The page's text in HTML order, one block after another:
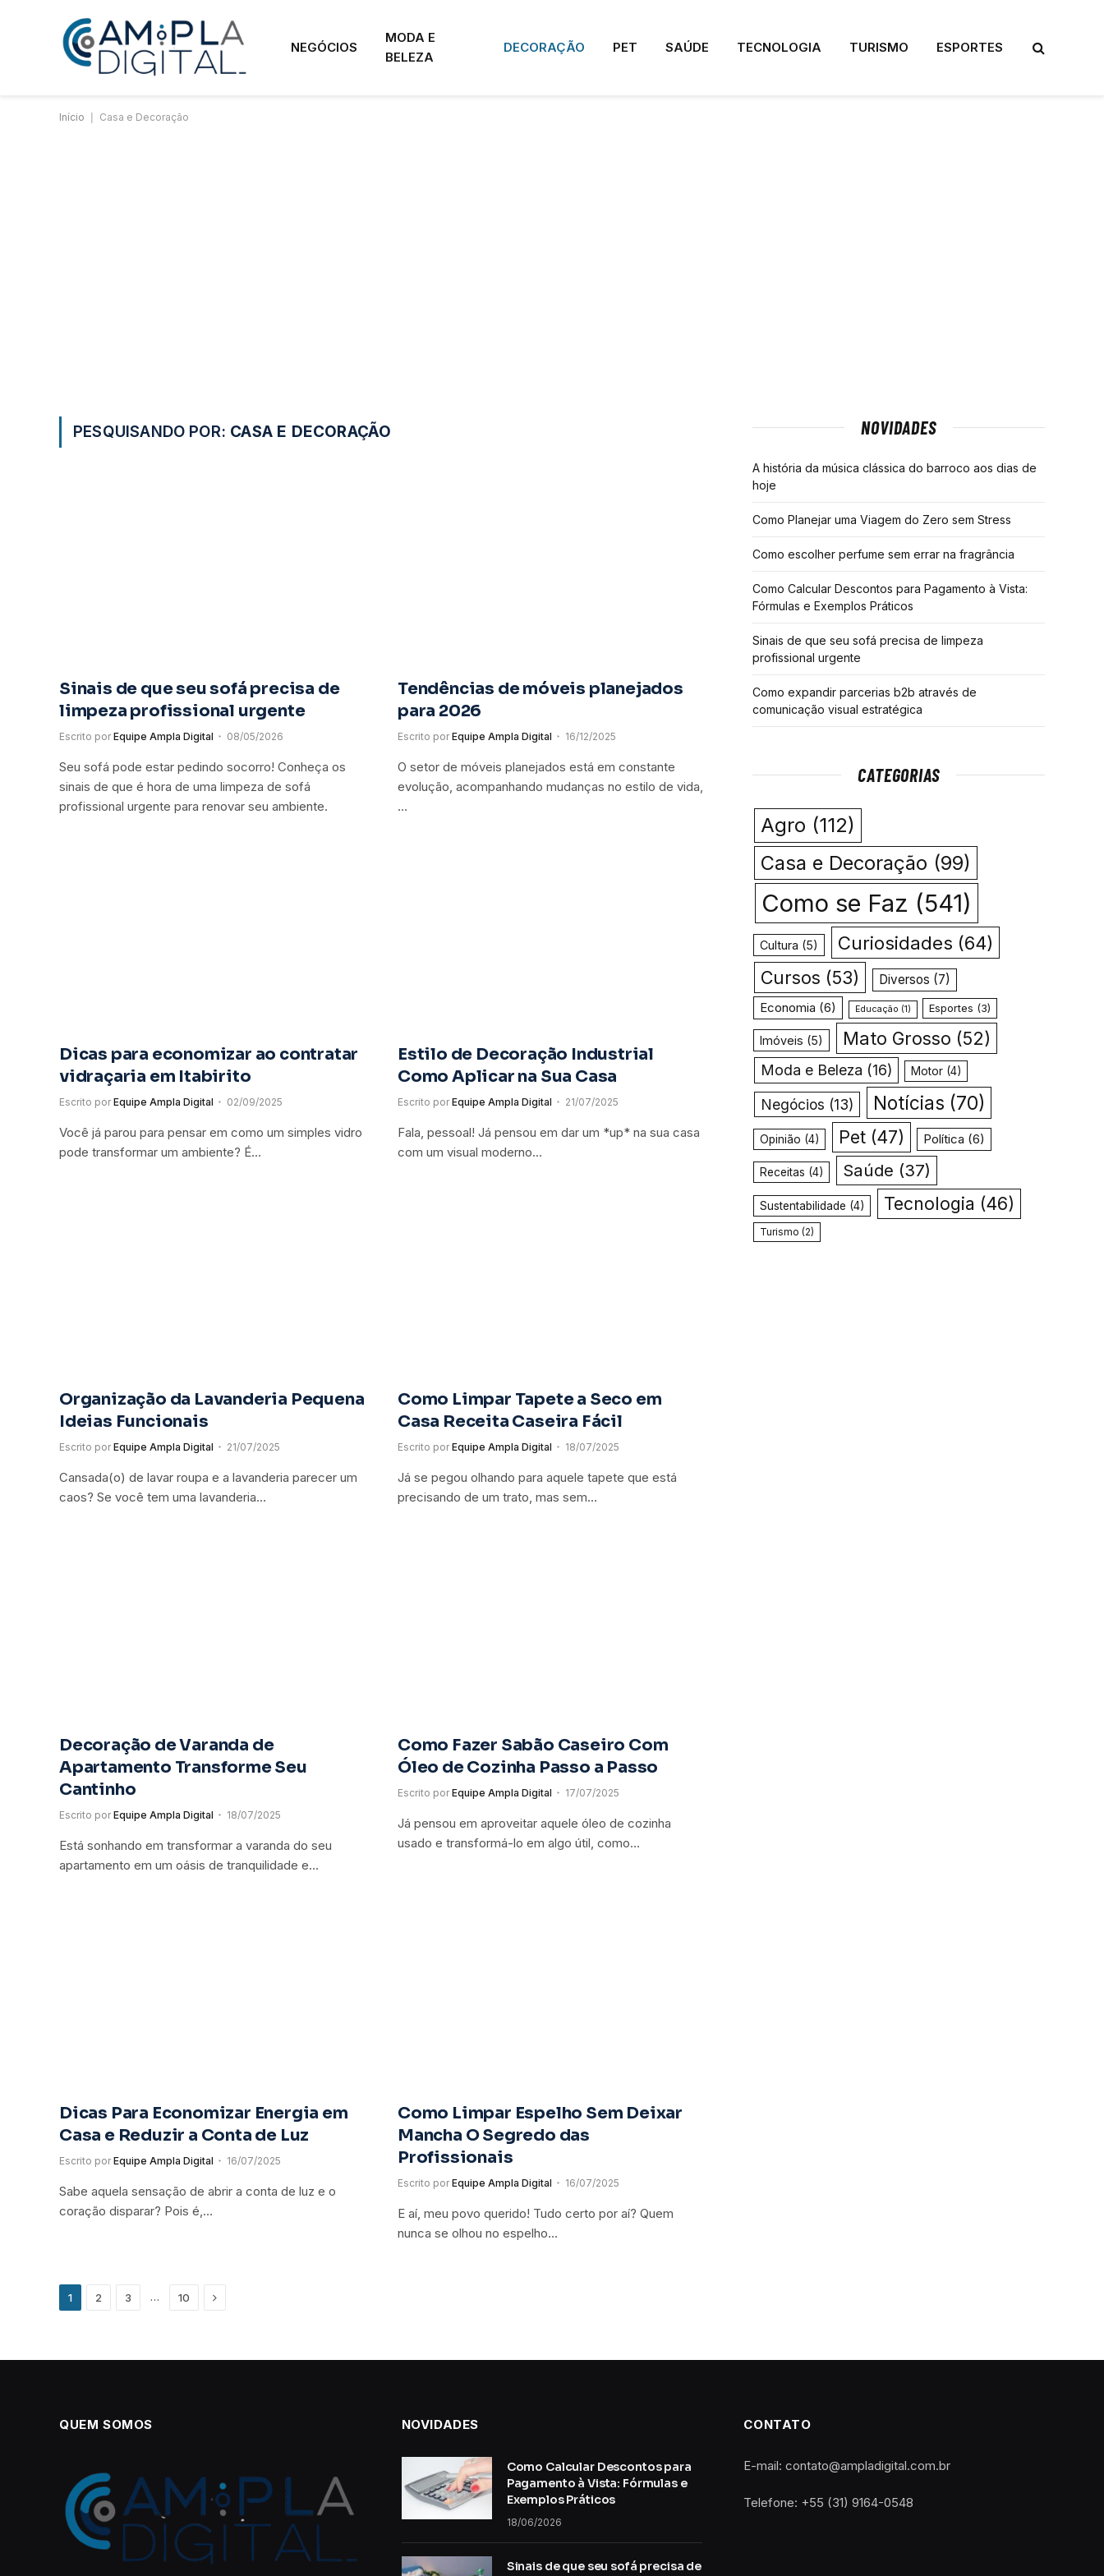
NEGÓCIOS
MODA E
BELEZA
DECORAÇÃO PET SAÚDE TECNOLOGIA TURISMO ESPORTES
Início Casa e Decoração
PESQUISANDO POR: CASA E DECORAÇÃO
Sinais de que seu sofá precisa de
limpeza profissional urgente
Escrito por Equipe Ampla Digital 08/05/2026
Seu sofá pode estar pedindo socorro! Conheça os
sinais de que é hora de uma limpeza de sofá
profissional urgente para renovar seu ambiente.
Tendências de móveis planejados
para 2026
Escrito por Equipe Ampla Digital 16/12/2025
O setor de móveis planejados está em constante
evolução, acompanhando mudanças no estilo de vida,
…
Dicas para economizar ao contratar
vidraçaria em Itabirito
Escrito por Equipe Ampla Digital 02/09/2025
Você já parou para pensar em como um simples vidro
pode transformar um ambiente? É…
Estilo de Decoração Industrial
Como Aplicar na Sua Casa
Escrito por Equipe Ampla Digital 21/07/2025
Fala, pessoal! Já pensou em dar um *up* na sua casa
com um visual moderno…
Organização da Lavanderia Pequena
Ideias Funcionais
Escrito por Equipe Ampla Digital 21/07/2025
Cansada(o) de lavar roupa e a lavanderia parecer um
caos? Se você tem uma lavanderia…
Como Limpar Tapete a Seco em
Casa Receita Caseira Fácil
Escrito por Equipe Ampla Digital 18/07/2025
Já se pegou olhando para aquele tapete que está
precisando de um trato, mas sem…
Decoração de Varanda de
Apartamento Transforme Seu
Cantinho
Escrito por Equipe Ampla Digital 18/07/2025
Está sonhando em transformar a varanda do seu
apartamento em um oásis de tranquilidade e…
Como Fazer Sabão Caseiro Com
Óleo de Cozinha Passo a Passo
Escrito por Equipe Ampla Digital 17/07/2025
Já pensou em aproveitar aquele óleo de cozinha
usado e transformá-lo em algo útil, como…
Dicas Para Economizar Energia em
Casa e Reduzir a Conta de Luz
Escrito por Equipe Ampla Digital 16/07/2025
Sabe aquela sensação de abrir a conta de luz e o
coração disparar? Pois é,…
Como Limpar Espelho Sem Deixar
Mancha O Segredo das
Profissionais
Escrito por Equipe Ampla Digital 16/07/2025
E aí, meu povo querido! Tudo certo por aí? Quem
nunca se olhou no espelho…
1 2 3 … 10 Next
NOVIDADES
A história da música clássica do barroco aos dias de
hoje
Como Planejar uma Viagem do Zero sem Stress
Como escolher perfume sem errar na fragrância
Como Calcular Descontos para Pagamento à Vista:
Fórmulas e Exemplos Práticos
Sinais de que seu sofá precisa de limpeza
profissional urgente
Como expandir parcerias b2b através de
comunicação visual estratégica
CATEGORIAS
Agro (112)
Casa e Decoração (99)
Como se Faz (541)
Cultura (5) Curiosidades (64)
Cursos (53) Diversos (7)
Economia (6) Educação (1) Esportes (3)
Imóveis (5) Mato Grosso (52)
Moda e Beleza (16) Motor(4)
Negócios (13) Notícias (70)
Opinião (4) Pet(47) Política (6)
Receitas (4) Saúde (37)
Sustentabilidade (4) Tecnologia (46)
Turismo (2)
QUEM SOMOS NOVIDADES
Como Calcular Descontos para
Pagamento à Vista: Fórmulas e
Exemplos Práticos
18/06/2026
Sinais de que seu sofá precisa de
CONTATO
E-mail: contato@ampladigital.com.br
Telefone: +55 (31) 9164-0548